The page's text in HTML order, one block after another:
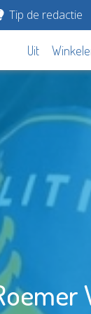
Tip de redactie
Uit